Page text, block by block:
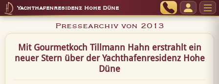
Yachthafenresidenz Hohe Düne
Pressearchiv von 2013
Mit Gourmetkoch Tillmann Hahn erstrahlt ein
neuer Stern über der Yachthafenresidenz Hohe
Düne